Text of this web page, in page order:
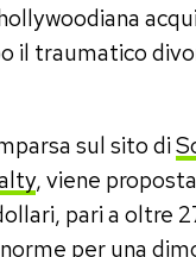
il traumatico
sul sito di
, viene
pari a oltre
per una